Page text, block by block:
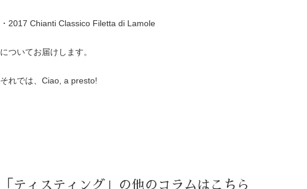
・2017 Chianti Classico Filetta di Lamole
についてお届けします。
それでは、Ciao, a presto!
「ティスティング」の他のコラムはこちら